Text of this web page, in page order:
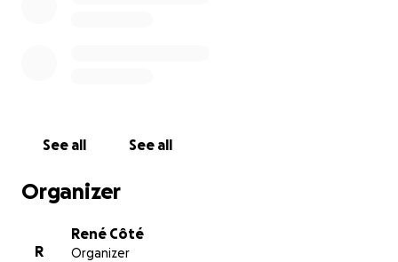
See all See all
Organizer
R
René Côté
Organizer